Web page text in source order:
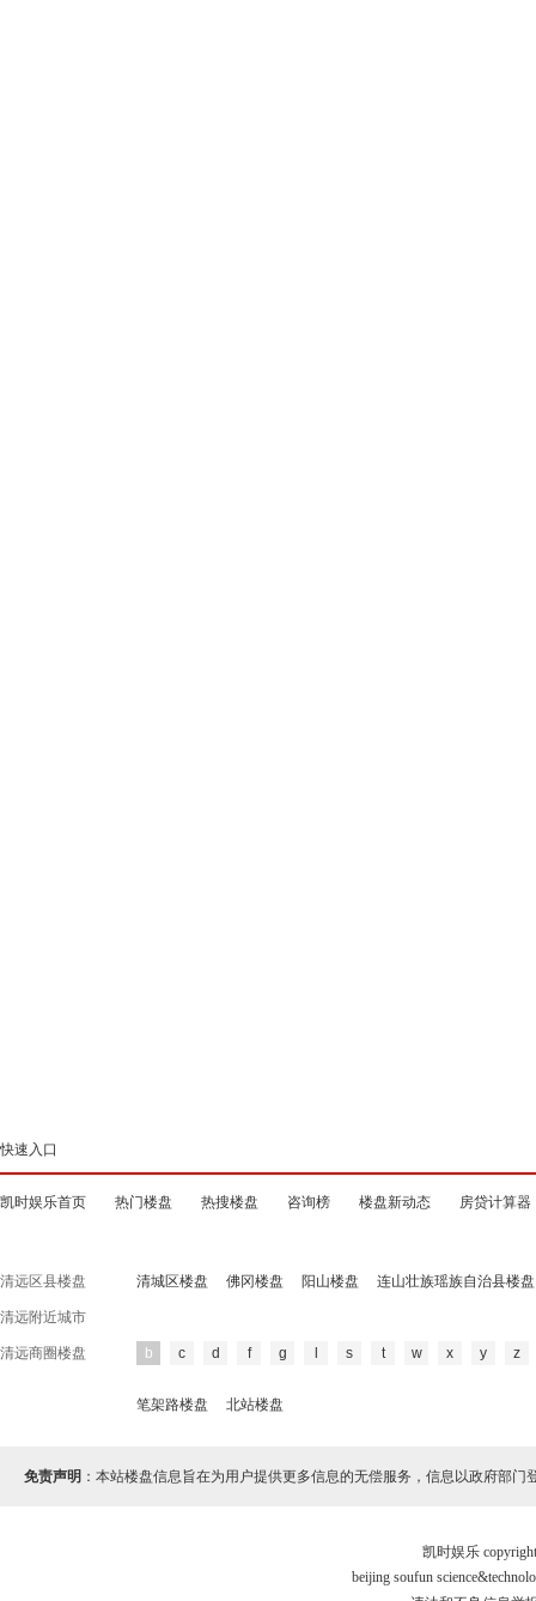
快速入口
凯时娱乐首页 热门楼盘 热搜楼盘 咨询榜 楼盘新动态 房贷计算器
清远区县楼盘 清城区楼盘 佛冈楼盘 阳山楼盘 连山壮族瑶族自治县楼盘
清远附近城市
清远商圈楼盘 b c d f g s t w x y z
笔架路楼盘 北站楼盘
免责声明 ：本站楼盘信息旨在为用户提供更多信息的无偿服务，信息以政府部门
凯时娱乐
beijing soufun